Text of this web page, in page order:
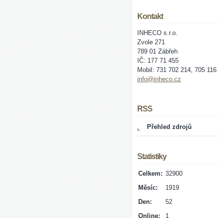
Kontakt
INHECO s.r.o.
Zvole 271
789 01 Zábřeh
IČ: 177 71 455
Mobil: 731 702 214, 705 116
info@inheco.cz
RSS
Přehled zdrojů
Statistiky
Online: 1
Celkem: 32900
Měsíc:
1919
Den:
52